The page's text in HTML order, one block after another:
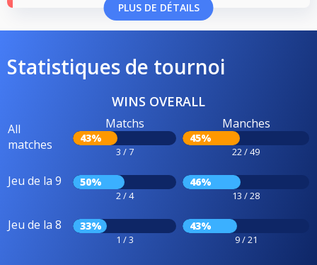
PLUS DE DÉTAILS
Statistiques de tournoi
WINS OVERALL
All
matches
Matchs
43%
3 / 7
Manches
45%
22 / 49
Jeu de la 9 50%
2 / 4
46%
13 / 28
Jeu de la 8 33%
1 / 3
43%
9 / 21